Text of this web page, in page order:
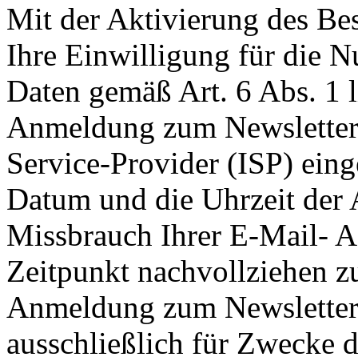
Mit der Aktivierung des
Ihre Einwilligung für die
Daten gemäß Art. 6 Abs.
Anmeldung zum
Service-Provider (ISP)
Datum und die Uhrzeit der
Missbrauch Ihrer E-Mail-
Zeitpunkt nachvollziehen
Anmeldung zum
ausschließlich für Zwecke